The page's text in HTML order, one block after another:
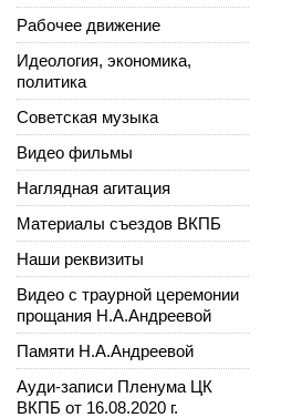
Рабочее движение
Идеология, экономика,
политика
Советская музыка
Видео фильмы
Наглядная агитация
Материалы съездов ВКПБ
Наши реквизиты
Видео с траурной церемонии
прощания Н.А.Андреевой
Памяти Н.А.Андреевой
Ауди-записи Пленума ЦК
ВКПБ от 16.08.2020 г.